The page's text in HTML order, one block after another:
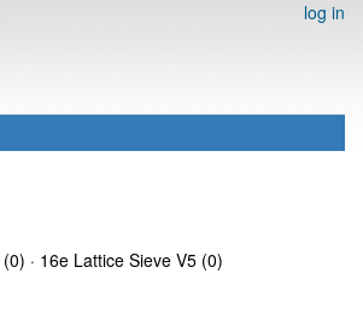
log in
(0) · 16e Lattice Sieve V5 (0)